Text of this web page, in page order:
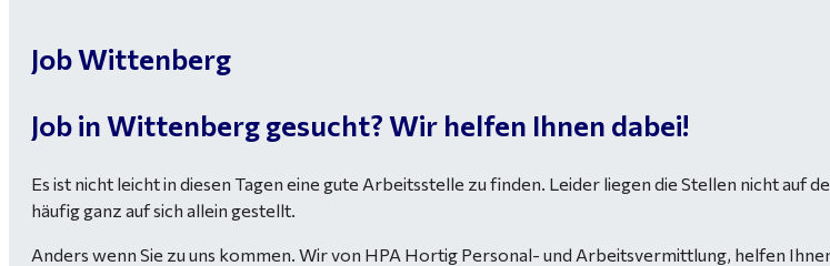
Job Wittenberg
Job in Wittenberg gesucht? Wir helfen Ihnen dabei!
Es ist nicht leicht in diesen Tagen eine gute Arbeitsstelle zu finden. Leider liegen die Stellen nicht auf
häufig ganz auf sich allein gestellt.
Anders wenn Sie zu uns kommen. Wir von HPA Hortig Personal- und Arbeitsvermittlung, helfen